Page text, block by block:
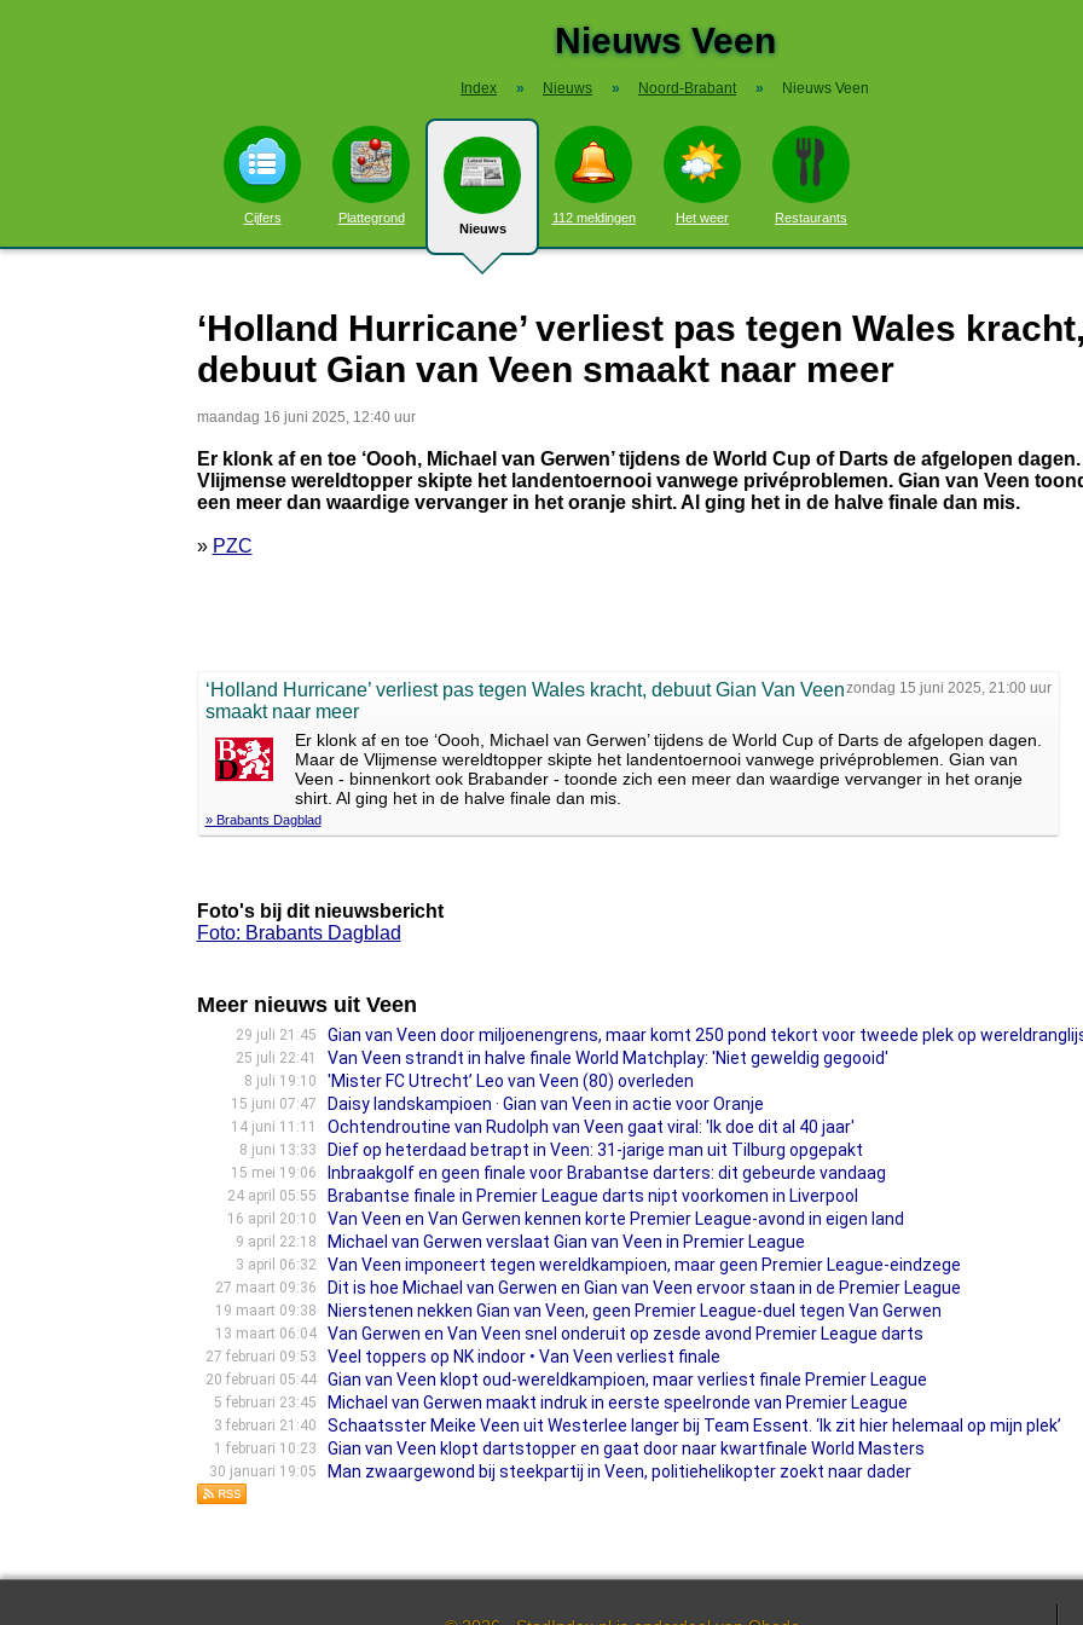
Nieuws Veen
Index » Nieuws » Noord-Brabant » Nieuws Veen
Cijfers Plattegrond
Nieuws
112 meldingen Het weer Restaurants
‘Holland Hurricane’ verliest pas tegen Wales
debuut Gian van Veen smaakt naar meer
maandag 16 juni 2025, 12:40 uur
Er klonk af en toe ‘Oooh, Michael van Gerwen’ tijdens de World Cup of Darts de afgelopen
Vlijmense wereldtopper skipte het landentoernooi vanwege privéproblemen. Gian van Veen
een meer dan waardige vervanger in het oranje shirt. Al ging het in de halve finale dan mis.
» PZC
zondag 15 juni 2025, 21:00 uur
‘Holland Hurricane’ verliest pas tegen Wales kracht, debuut Gian Van Veen
smaakt naar meer
Er klonk af en toe ‘Oooh, Michael van Gerwen’ tijdens de World Cup of Darts de afgelopen dagen.
Maar de Vlijmense wereldtopper skipte het landentoernooi vanwege privéproblemen. Gian van
Veen - binnenkort ook Brabander - toonde zich een meer dan waardige vervanger in het oranje
shirt. Al ging het in de halve finale dan mis.
» Brabants Dagblad
Foto's bij dit nieuwsbericht
Foto: Brabants Dagblad
Meer nieuws uit Veen
29 juli 21:45 Gian van Veen door miljoenengrens, maar komt 250 pond tekort voor tweede plek op
25 juli 22:41 Van Veen strandt in halve finale World Matchplay: 'Niet geweldig gegooid'
8 juli 19:10 'Mister FC Utrecht’ Leo van Veen (80) overleden
15 juni 07:47 Daisy landskampioen · Gian van Veen in actie voor Oranje
14 juni 11:11 Ochtendroutine van Rudolph van Veen gaat viral: 'Ik doe dit al 40 jaar'
8 juni 13:33 Dief op heterdaad betrapt in Veen: 31-jarige man uit Tilburg opgepakt
15 mei 19:06 Inbraakgolf en geen finale voor Brabantse darters: dit gebeurde vandaag
24 april 05:55 Brabantse finale in Premier League darts nipt voorkomen in Liverpool
16 april 20:10 Van Veen en Van Gerwen kennen korte Premier League-avond in eigen land
9 april 22:18 Michael van Gerwen verslaat Gian van Veen in Premier League
3 april 06:32 Van Veen imponeert tegen wereldkampioen, maar geen Premier League-eindzege
27 maart 09:36 Dit is hoe Michael van Gerwen en Gian van Veen ervoor staan in de Premier League
19 maart 09:38 Nierstenen nekken Gian van Veen, geen Premier League-duel tegen Van Gerwen
13 maart 06:04 Van Gerwen en Van Veen snel onderuit op zesde avond Premier League darts
27 februari 09:53 Veel toppers op NK indoor • Van Veen verliest finale
20 februari 05:44 Gian van Veen klopt oud-wereldkampioen, maar verliest finale Premier League
5 februari 23:45 Michael van Gerwen maakt indruk in eerste speelronde van Premier League
3 februari 21:40 Schaatsster Meike Veen uit Westerlee langer bij Team Essent. ‘Ik zit hier helemaal op mijn plek’
1 februari 10:23 Gian van Veen klopt dartstopper en gaat door naar kwartfinale World Masters
30 januari 19:05 Man zwaargewond bij steekpartij in Veen, politiehelikopter zoekt naar dader